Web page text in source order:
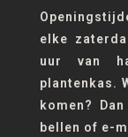
elke
uur van
plantenkas.
komen?
bellen of e-